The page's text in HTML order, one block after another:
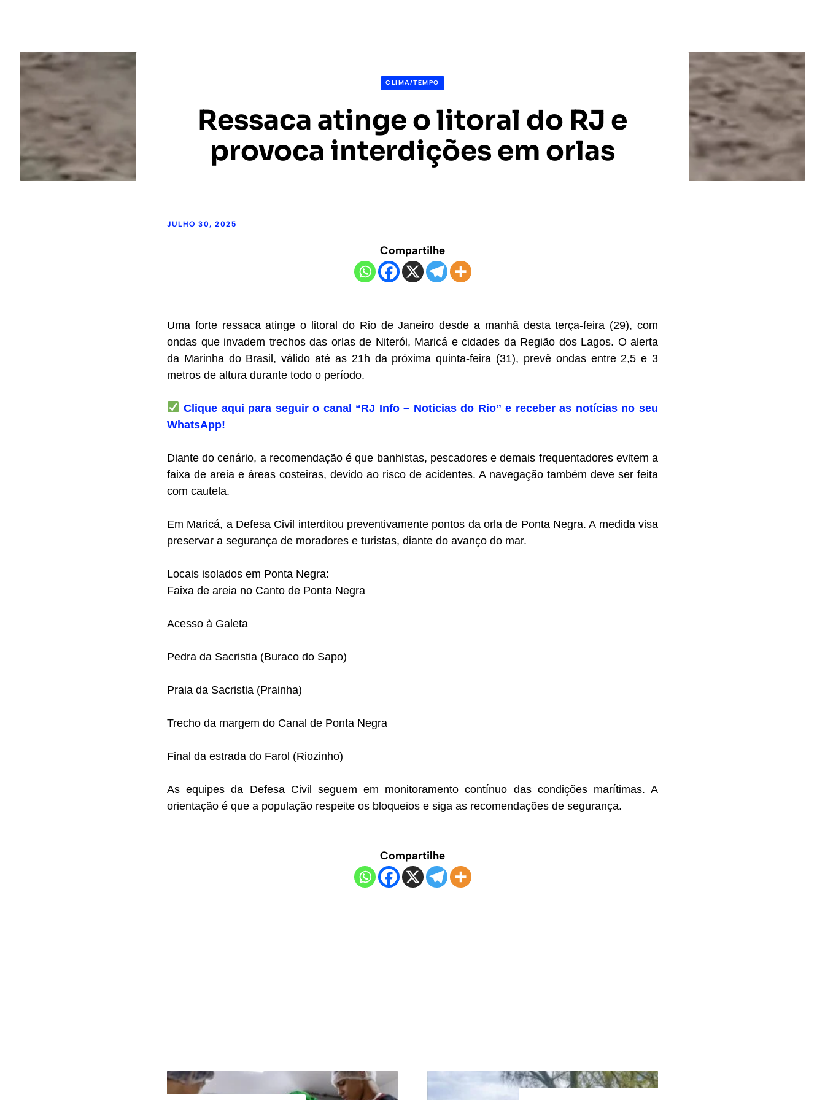
CLIMA/TEMPO
Ressaca atinge o litoral do RJ e
provoca interdições em orlas
JULHO 30, 2025
Compartilhe
Uma forte ressaca atinge o litoral do Rio de Janeiro desde a manhã desta terça-feira (29), com
ondas que invadem trechos das orlas de Niterói, Maricá e cidades da Região dos Lagos. O alerta
da Marinha do Brasil, válido até as 21h da próxima quinta-feira (31), prevê ondas entre 2,5 e 3
metros de altura durante todo o período.
Clique aqui para seguir o canal “RJ Info – Noticias do Rio” e receber as notícias no seu
WhatsApp!
Diante do cenário, a recomendação é que banhistas, pescadores e demais frequentadores evitem a
faixa de areia e áreas costeiras, devido ao risco de acidentes. A navegação também deve ser feita
com cautela.
Em Maricá, a Defesa Civil interditou preventivamente pontos da orla de Ponta Negra. A medida visa
preservar a segurança de moradores e turistas, diante do avanço do mar.
Locais isolados em Ponta Negra:
Faixa de areia no Canto de Ponta Negra
Acesso à Galeta
Pedra da Sacristia (Buraco do Sapo)
Praia da Sacristia (Prainha)
Trecho da margem do Canal de Ponta Negra
Final da estrada do Farol (Riozinho)
As equipes da Defesa Civil seguem em monitoramento contínuo das condições marítimas. A
orientação é que a população respeite os bloqueios e siga as recomendações de segurança.
Compartilhe